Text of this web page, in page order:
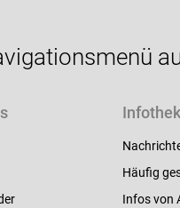
Infothek
Häufig
Infos von